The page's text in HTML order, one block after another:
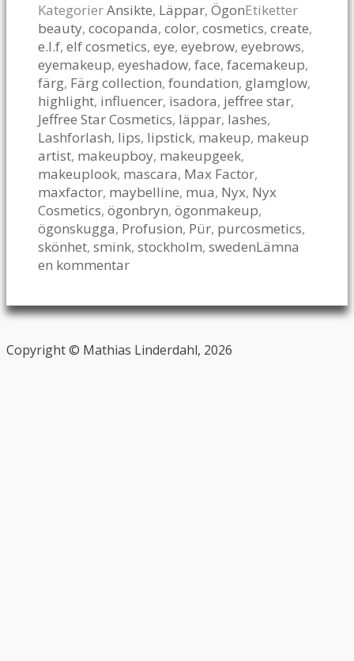
KategorierAnsikte, Läppar, ÖgonEtiketter
beauty, cocopanda, color, cosmetics, create,
e.l.f, elf cosmetics, eye, eyebrow, eyebrows,
eyemakeup, eyeshadow, face, facemakeup,
färg, Färg collection, foundation, glamglow,
highlight, influencer, isadora, jeffree star,
Jeffree Star Cosmetics, läppar, lashes,
Lashforlash, lips, lipstick, makeup, makeup
artist, makeupboy, makeupgeek,
makeuplook, mascara, Max Factor,
maxfactor, maybelline, mua, Nyx, Nyx
Cosmetics, ögonbryn, ögonmakeup,
ögonskugga, Profusion, Pür, purcosmetics,
skönhet, smink, stockholm, swedenLämna
en kommentar
Copyright © Mathias Linderdahl, 2026